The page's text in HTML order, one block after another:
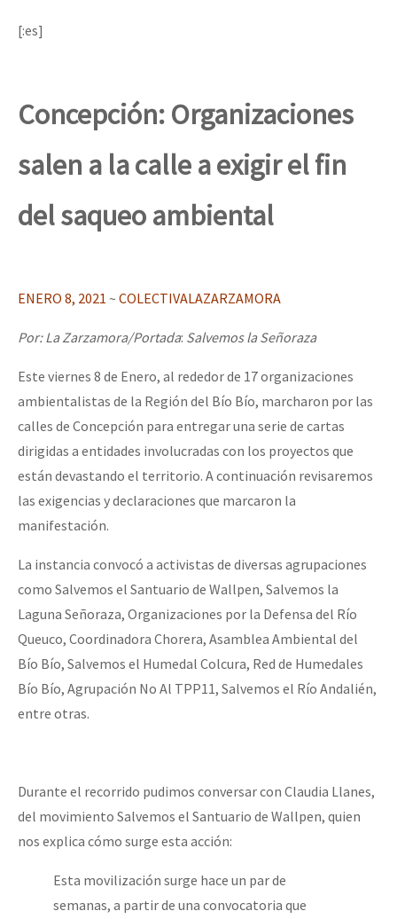
AutonomÍa y Resistencia
Presos
Audio
Fotorreportaje
Video
Semillero Guerra contra la Humanidad. (Las poblaciones y
Libros para descargar
Medios Libres
COVID-19
Eventos
Contacto
[:es]
Concepción: Organizaciones
salen a la calle a exigir el fin
del saqueo ambiental
ENERO 8, 2021 ~ COLECTIVALAZARZAMORA
Por: La Zarzamora/Portada: Salvemos la Señoraza
Este viernes 8 de Enero, al rededor de 17 organizaciones
ambientalistas de la Región del Bío Bío, marcharon por las
calles de Concepción para entregar una serie de cartas
dirigidas a entidades involucradas con los proyectos que
están devastando el territorio. A continuación revisaremos
las exigencias y declaraciones que marcaron la
manifestación.
La instancia convocó a activistas de diversas agrupaciones
como Salvemos el Santuario de Wallpen, Salvemos la
Laguna Señoraza, Organizaciones por la Defensa del Río
Queuco, Coordinadora Chorera, Asamblea Ambiental del
Bío Bío, Salvemos el Humedal Colcura, Red de Humedales
Bío Bío, Agrupación No Al TPP11, Salvemos el Río Andalién,
entre otras.
Durante el recorrido pudimos conversar con Claudia Llanes,
del movimiento Salvemos el Santuario de Wallpen, quien
nos explica cómo surge esta acción:
Esta movilización surge hace un par de
semanas, a partir de una convocatoria que